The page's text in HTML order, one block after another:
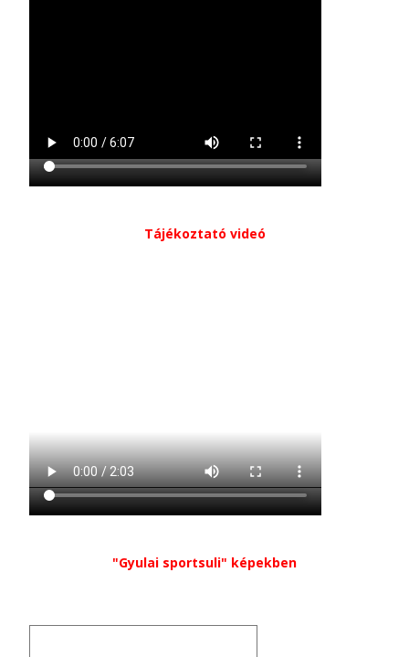
Tájékoztató videó
"Gyulai sportsuli" képekben